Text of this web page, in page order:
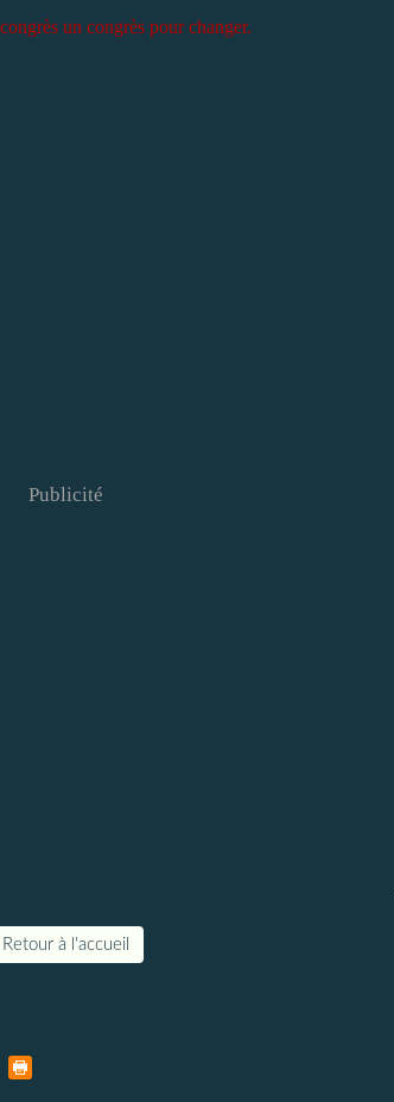
un congrès pour changer.
Publicité
Retour à l'accueil